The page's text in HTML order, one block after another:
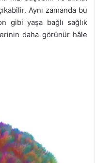
Aynı zamanda bu
gibi yaşa bağlı sağlık
daha görünür hâle